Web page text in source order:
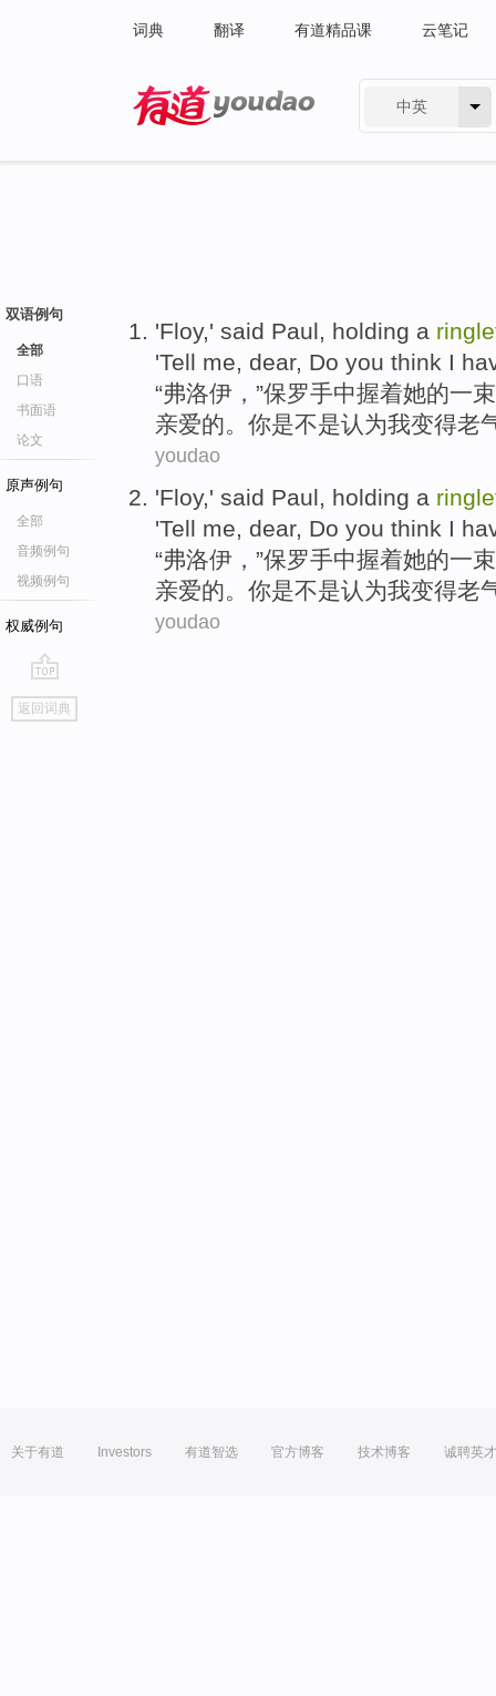
词典 翻译 有道精品课 云笔记
中英
双语例句
全部
口语
书面语
论文
原声例句
全部
音频例句
视频例句
权威例句
go
top
返回词典
'Floy,' said Paul, holding a
'Tell me, dear, Do you think I
“弗洛伊，”保罗手中握着她的一束
亲爱的。 你是不是认为我变得老
youdao
'Floy,' said Paul, holding a
'Tell me, dear, Do you think I
“弗洛伊，”保罗手中握着她的一束
亲爱的。 你是不是认为我变得老
youdao
关于有道 Investors 有道智选 官方博客 技术博客 诚聘英才